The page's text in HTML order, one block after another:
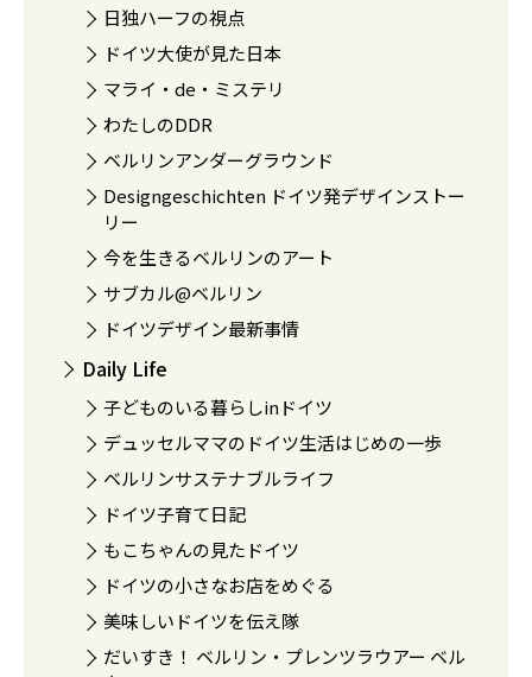
日独ハーフの視点
ドイツ大使が見た日本
マライ・de・ミステリ
わたしのDDR
ベルリンアンダーグラウンド
Designgeschichten ドイツ発デザインストー
リー
今を生きるベルリンのアート
サブカル@ベルリン
ドイツデザイン最新事情
Daily Life
子どものいる暮らしinドイツ
デュッセルママのドイツ生活はじめの一歩
ベルリンサステナブルライフ
ドイツ子育て日記
もこちゃんの見たドイツ
ドイツの小さなお店をめぐる
美味しいドイツを伝え隊
だいすき！ ベルリン・プレンツラウアー ベル